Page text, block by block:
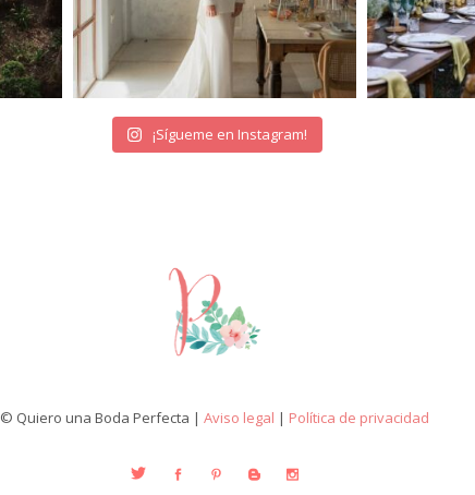
¡Sígueme en Instagram!
© Quiero una Boda Perfecta | Aviso legal | Política de privacidad